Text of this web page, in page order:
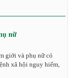
nữ
giới và phụ nữ có
xã hội nguy hiểm,